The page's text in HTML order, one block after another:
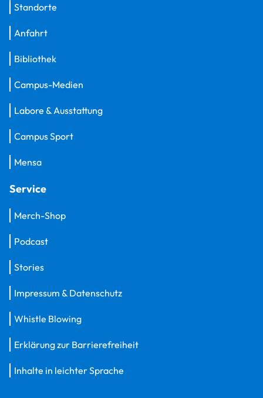
Standorte
Anfahrt
Bibliothek
Campus-Medien
Labore & Ausstattung
Campus Sport
Mensa
Service
Merch-Shop
Podcast
Stories
Impressum & Datenschutz
Whistle Blowing
Erklärung zur Barrierefreiheit
Inhalte in leichter Sprache